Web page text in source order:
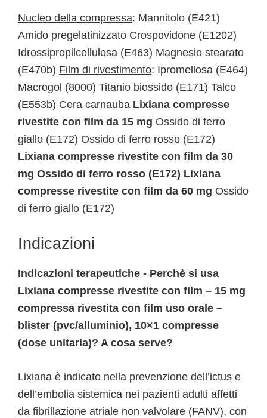
Nucleo della compressa: Mannitolo (E421)
Amido pregelatinizzato Crospovidone (E1202)
Idrossipropilcellulosa (E463) Magnesio stearato
(E470b) Film di rivestimento: Ipromellosa (E464)
Macrogol (8000) Titanio biossido (E171) Talco
(E553b) Cera carnauba Lixiana compresse
rivestite con film da 15 mg Ossido di ferro
giallo (E172) Ossido di ferro rosso (E172)
Lixiana compresse rivestite con film da 30
mg Ossido di ferro rosso (E172) Lixiana
compresse rivestite con film da 60 mg Ossido
di ferro giallo (E172)
Indicazioni
Indicazioni terapeutiche - Perchè si usa
Lixiana compresse rivestite con film – 15 mg
compressa rivestita con film uso orale –
blister (pvc/alluminio), 10×1 compresse
(dose unitaria)? A cosa serve?
Lixiana è indicato nella prevenzione dell’ictus e
dell’embolia sistemica nei pazienti adulti affetti
da fibrillazione atriale non valvolare (FANV), con